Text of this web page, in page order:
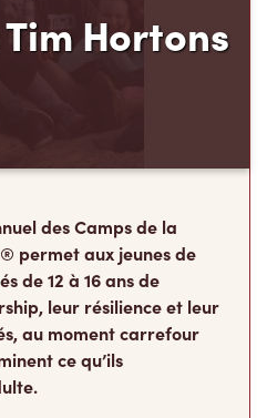
Hortons
des Camps de la
permet aux jeunes de
de 12 à 16 ans de
leur résilience et leur
au moment carrefour
ce qu’ils